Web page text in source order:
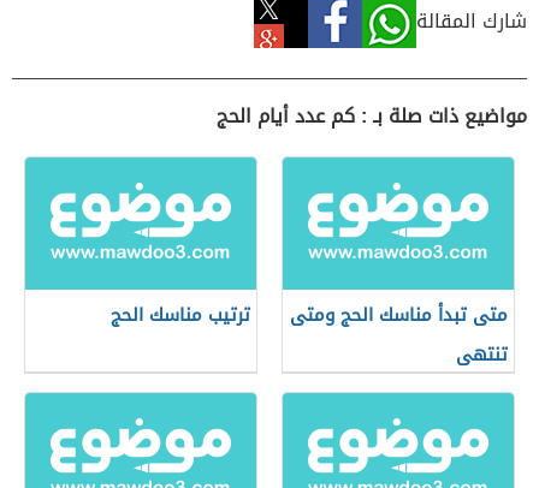
شارك المقالة
مواضيع ذات صلة بـ : كم عدد أيام الحج
متى تبدأ مناسك الحج ومتى
تنتهى
ترتيب مناسك الحج